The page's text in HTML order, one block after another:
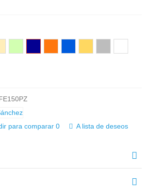
agua marino
Royal
oscuro
para comparar 0 A lista de deseos